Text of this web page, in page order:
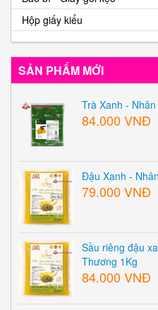
Hộp giấy kiểu
SẢN PHẨM MỚI
Trà Xanh -
84.000 VNĐ
Đậu Xanh -
79.000 VNĐ
Sầu riêng đậu
Thương 1Kg
84.000 VNĐ